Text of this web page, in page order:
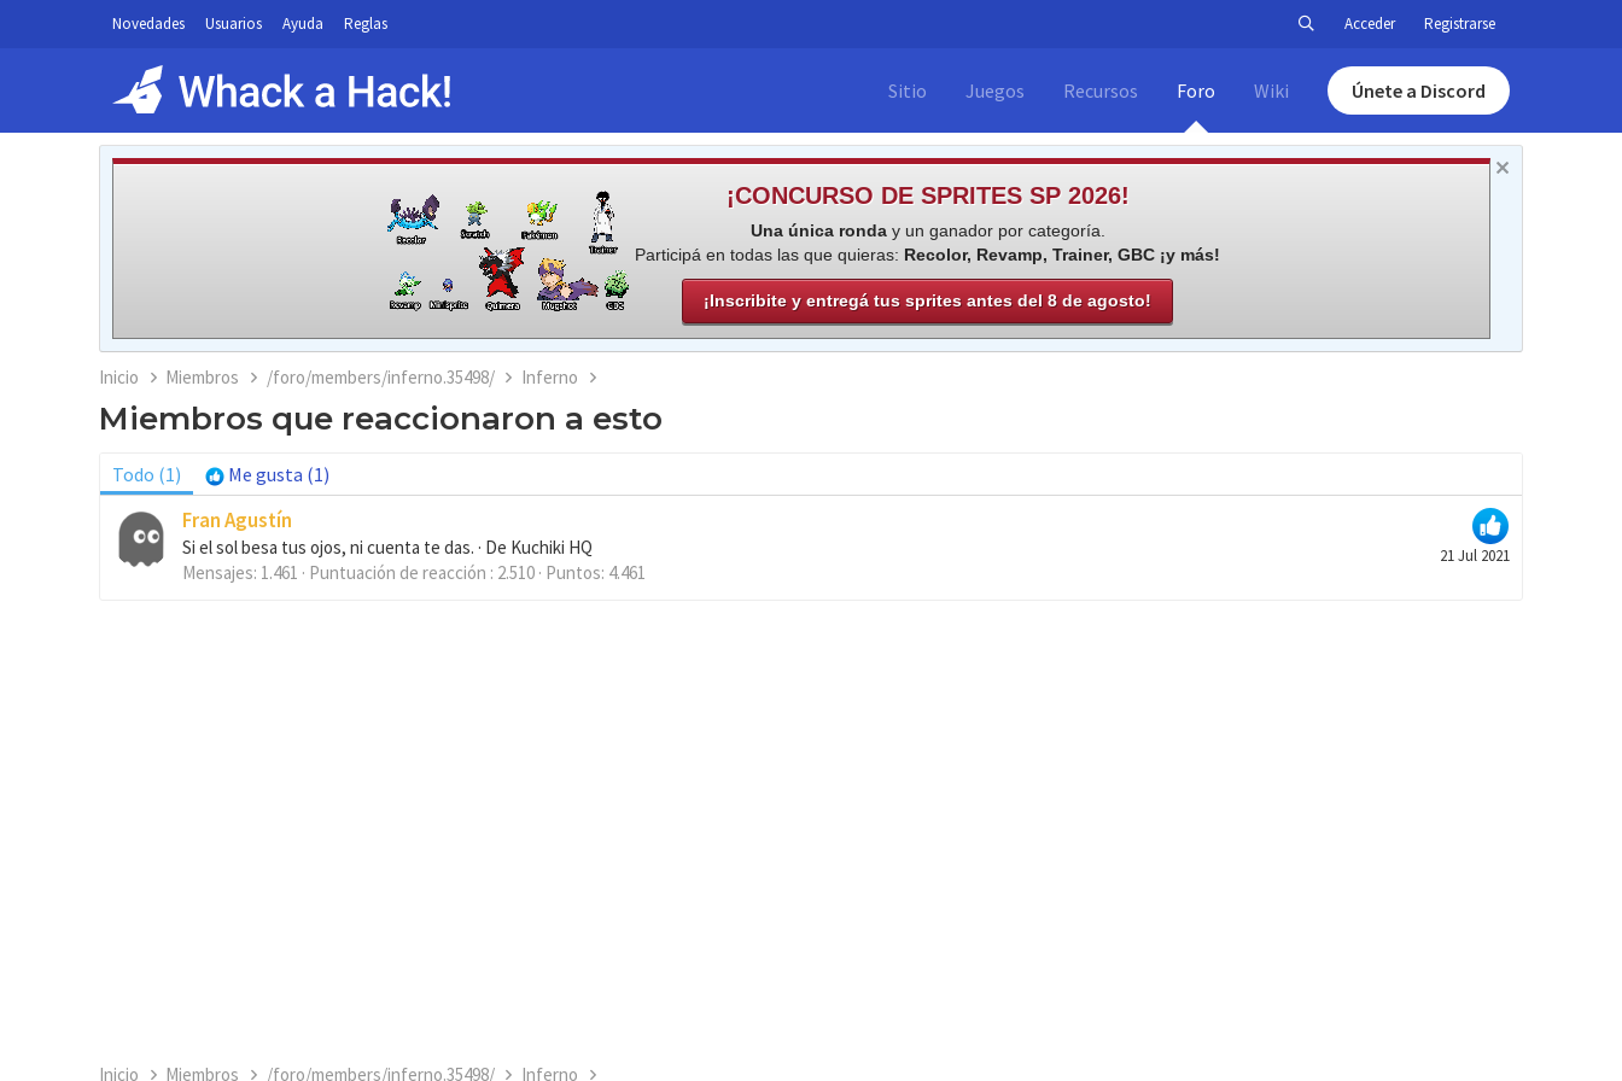
Novedades Usuarios Ayuda Reglas Acceder Registrarse
Sitio Juegos Recursos Foro Wiki Únete a Discord
¡CONCURSO DE SPRITES SP 2026!
Una única ronday un ganador por categoría.
Participá en todas las que quieras: Recolor, Revamp, Trainer, GBC ¡y más!
¡Inscribite y entregá tus sprites antes del 8 de agosto!
Inicio Miembros /foro/members/inferno.35498/ Inferno
Miembros que reaccionaron a esto
Todo (1) Me gusta (1)
21 Jul 2021
Fran Agustín
Si el sol besa tus ojos, ni cuenta te das. · De Kuchiki HQ
Mensajes 1.461 Puntuación de reacción 2.510 Puntos 4.461
Inicio Miembros /foro/members/inferno.35498/ Inferno